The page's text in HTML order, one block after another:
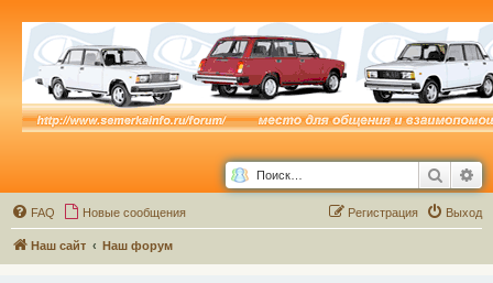
Поиск
FAQ Новые сообщения Выход
Регистрация
Наш сайт Наш форум